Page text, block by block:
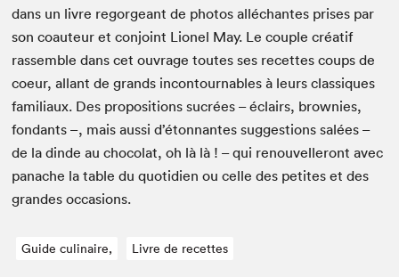
dans un livre regorgeant de pho­tos alléchantes pris­es par
son coau­teur et con­joint Lionel May. Le cou­ple créatif
rassem­ble dans cet ouvrage toutes ses recettes coups de
coeur, allant de grands incon­tourn­ables à leurs clas­siques
famil­i­aux. Des propo­si­tions sucrées – éclairs, brown­ies,
fon­dants –, mais aus­si d’étonnantes sug­ges­tions salées –
de la dinde au choco­lat, oh là là ! – qui renou­velleront avec
panache la table du quo­ti­di­en ou celle des petites et des
grandes occasions.
Guide culinaire, Livre de recettes